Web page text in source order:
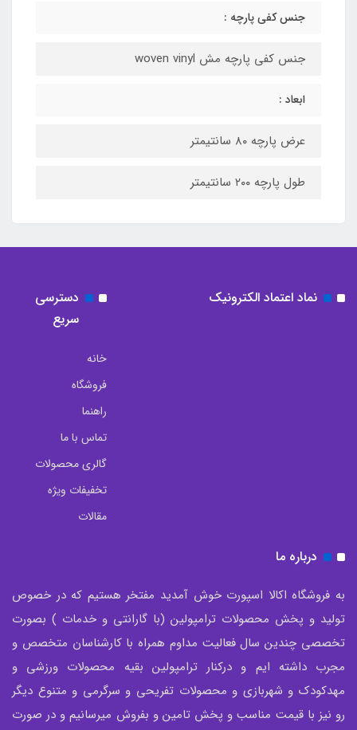
جنس کفی پارچه :
جنس کفی پارچه مش woven vinyl
ابعاد :
عرض پارچه ۸۰ سانتیمتر
طول پارچه ۲۰۰ سانتیمتر
نماد اعتماد الکترونیک
دسترسی
سریع
خانه
فروشگاه
راهنما
تماس با ما
گالری محصولات
تخفیفات ویژه
مقالات
درباره ما
به فروشگاه اکالا اسپورت خوش آمدید مفتخر هستیم که در خصوص
تولید و پخش محصولات ترامپولین (با گارانتی و خدمات ) بصورت
تخصصی چندین سال فعالیت مداوم همراه با کارشناسان متخصص و
مجرب داشته ایم و درکنار ترامپولین بقیه محصولات ورزشی و
مهدکودک و شهربازی و محصولات تفریحی و سرگرمی و متنوع دیگر
رو نیز با قیمت مناسب و پخش تامین و بفروش میرسانیم و در صورت